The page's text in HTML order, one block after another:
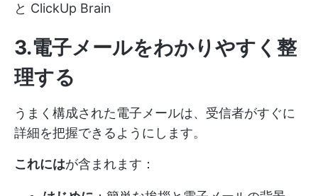
と ClickUp Brain
3.電子メールをわかりやすく整
理する
うまく構成された電子メールは、受信者がすぐに
詳細を把握できるようにします。
これにはが含まれます：